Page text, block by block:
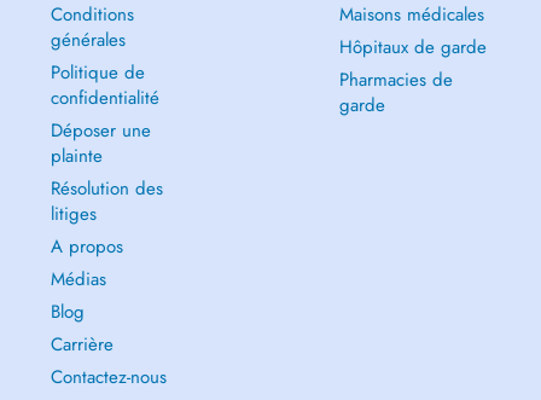
Conditions
générales
Politique de
confidentialité
Déposer une
plainte
Résolution des
litiges
A propos
Médias
Blog
Carrière
Contactez-nous
Maisons médicales
Hôpitaux de garde
Pharmacies de
garde